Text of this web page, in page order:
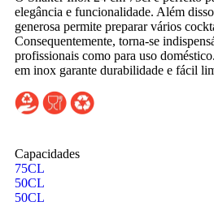
elegância e funcionalidade. Além
generosa permite preparar vários
Consequentemente, torna-se
profissionais como para uso
em inox garante durabilidade e fácil
Capacidades
75CL
50CL
50CL